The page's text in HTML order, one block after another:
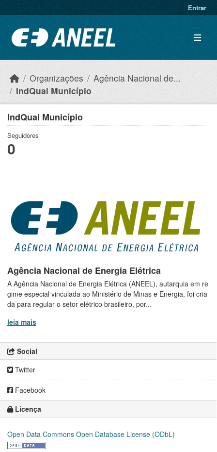
Entrar
Organizações
Agência Nacional de...
IndQual Município
IndQual Município
Seguidores
0
Agência Nacional de Energia Elétrica
A Agência Nacional de Energia Elétrica (ANEEL), autarquia em re
gime especial vinculada ao Ministério de Minas e Energia, foi cria
da para regular o setor elétrico brasileiro, por...
leia mais
Social
Twitter
Facebook
Licença
Open Data Commons Open Database License (ODbL)